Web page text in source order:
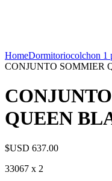
HomeDormitoriocolchon 1
CONJUNTO SOMMIER
QUEEN
$USD 637.00
33067 x 2